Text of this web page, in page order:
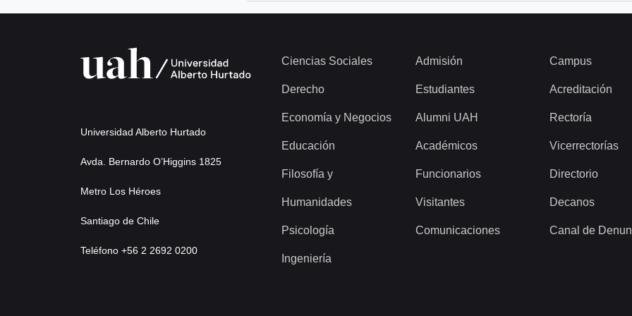
Universidad Alberto Hurtado
Avda. Bernardo O’Higgins 1825
Metro Los Héroes
Santiago de Chile
Teléfono +56 2 2692 0200
Ciencias Sociales
Derecho
Economía y Negocios
Educación
Filosofía y
Humanidades
Psicología
Ingeniería
Admisión
Estudiantes
Alumni UAH
Académicos
Funcionarios
Visitantes
Comunicaciones
Campus
Acreditación
Rectoría
Vicerrectorías
Directorio
Decanos
Canal de